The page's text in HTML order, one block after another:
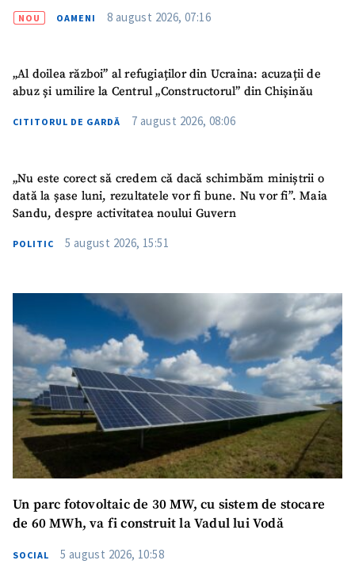
NOU OAMENI 8 august 2026, 07:16
„Al doilea război” al refugiaților din Ucraina: acuzații de
abuz și umilire la Centrul „Constructorul” din Chișinău
CITITORUL DE GARDĂ 7 august 2026, 08:06
„Nu este corect să credem că dacă schimbăm miniștrii o
dată la șase luni, rezultatele vor fi bune. Nu vor fi”. Maia
Sandu, despre activitatea noului Guvern
POLITIC 5 august 2026, 15:51
Un parc fotovoltaic de 30 MW, cu sistem de stocare
de 60 MWh, va fi construit la Vadul lui Vodă
SOCIAL 5 august 2026, 10:58